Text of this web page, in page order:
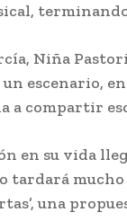
Niña
escenario,
a compartir
en su vida
tardará
una